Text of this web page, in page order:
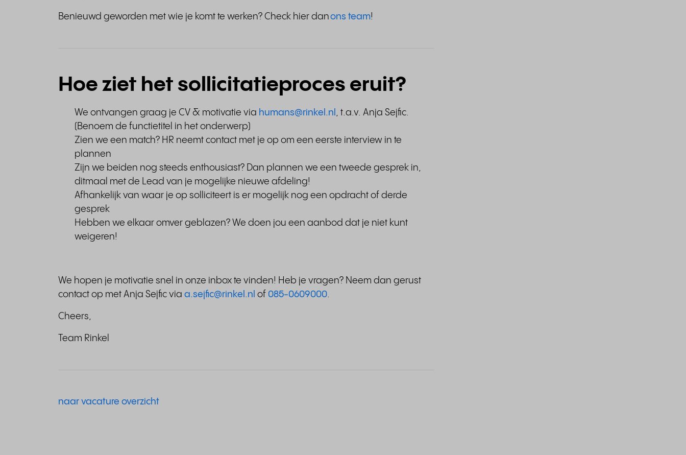
Benieuwd geworden met wie je komt te werken? Check hier danons team!
Hoe ziet het sollicitatieproces eruit?
We ontvangen graag je CV & motivatie via humans@rinkel.nl , t.a.v. Anja Sejfic.
(Benoem de functietitel in het onderwerp)
Zien we een match? HR neemt contact met je op om een eerste interview in te
plannen
Zijn we beiden nog steeds enthousiast? Dan plannen we een tweede gesprek in,
ditmaal met de Lead van je mogelijke nieuwe afdeling!
Afhankelijk van waar je op solliciteert is er mogelijk nog een opdracht of derde
gesprek
Hebben we elkaar omver geblazen? We doen jou een aanbod dat je niet kunt
weigeren!
We hopen je motivatie snel in onze inbox te vinden! Heb je vragen? Neem dan gerust
contact op met Anja Sejfic via a.sejfic@rinkel.nl of 085-0609000.
Cheers,
Team Rinkel
naar vacature overzicht